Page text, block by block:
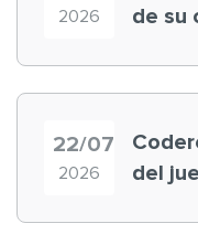
2026
de su
22/07
2026
del